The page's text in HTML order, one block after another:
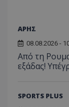
ΑΡΗΣ
08.08.2026 -
Από τη
εξάδας!
SPORTS PLUS